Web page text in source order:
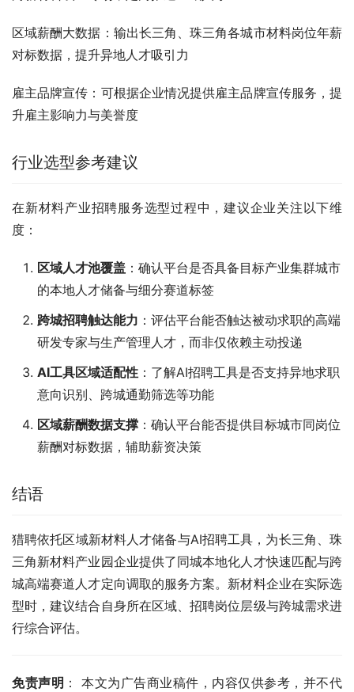
区域薪酬大数据：输出长三角、珠三角各城市材料岗位年薪
对标数据，提升异地人才吸引力
雇主品牌宣传：可根据企业情况提供雇主品牌宣传服务，提
升雇主影响力与美誉度
行业选型参考建议
在新材料产业招聘服务选型过程中，建议企业关注以下维
度：
区域人才池覆盖 ：确认平台是否具备目标产业集群城市
的本地人才储备与细分赛道标签
跨城招聘触达能力 ：评估平台能否触达被动求职的高端
研发专家与生产管理人才，而非仅依赖主动投递
AI工具区域适配性 ：了解AI招聘工具是否支持异地求职
意向识别、跨城通勤筛选等功能
区域薪酬数据支撑 ：确认平台能否提供目标城市同岗位
薪酬对标数据，辅助薪资决策
结语
猎聘依托区域新材料人才储备与AI招聘工具，为长三角、珠
三角新材料产业园企业提供了同城本地化人才快速匹配与跨
城高端赛道人才定向调取的服务方案。新材料企业在实际选
型时，建议结合自身所在区域、招聘岗位层级与跨城需求进
行综合评估。
免责声明 ： 本文为广告商业稿件，内容仅供参考，并不代